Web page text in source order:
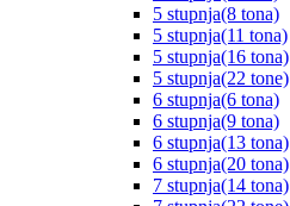
5 stupnja(8 tona)
5 stupnja(11 tona)
5 stupnja(16 tona)
5 stupnja(22 tone)
6 stupnja(6 tona)
6 stupnja(9 tona)
6 stupnja(13 tona)
6 stupnja(20 tona)
7 stupnja(14 tona)